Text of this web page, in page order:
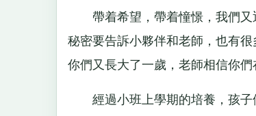
帶着希望，帶着憧憬，我們又
秘密要告訴小夥伴和老師，也有
你們又長大了一歲，老師相信你
經過小班上學期的培養，孩子